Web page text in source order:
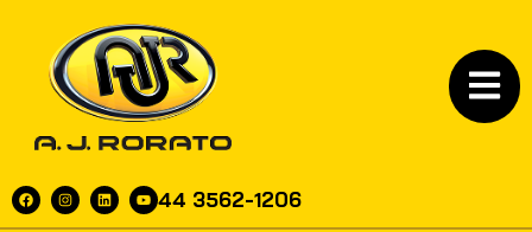
44 3562-1206